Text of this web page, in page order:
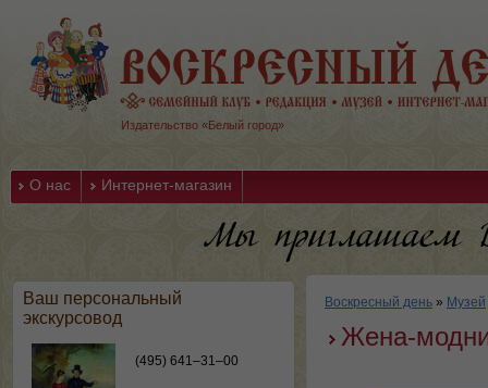
Издательство «Белый город»
О нас Интернет-магазин
Ваш персональный
экскурсовод
(495) 641–31–00
Воскресный день » Музей
Жена-